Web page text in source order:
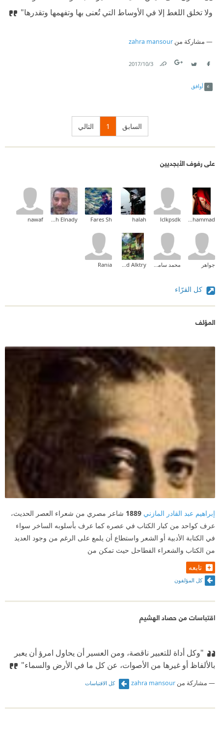
ولا تخلق اللغط إلا في الأوساط التي تُعنى بها وتفهمها وتقدرها"
مشاركة من zahra mansour
3‏/10‏/2017
أوافق
السابق 1 التالي
على رفوف الأبجديين
kareman mohammad
lclkpsdk
halah
Fares Sh
Mohamed Moh Elnady
nawaf
جواهر محمد سامح دياب Ahmed Alktry
Rania
كل القرّاء
المؤلف
إبراهيم عبد القادر المازني 1889 شاعر مصري من شعراء العصر الحديث،
عرف كواحد من كبار الكتاب في عصره كما عرف بأسلوبه الساخر سواء
في الكتابة الأدبية أو الشعر واستطاع أن يلمع على الرغم من وجود العديد
من الكتاب والشعراء الفطاحل حيث تمكن من
تابعه
كل المؤلفون
اقتباسات من حصاد الهشيم
"وكل أداة للتعبير ناقصة، ومن العسير أن يحاول امرؤ أن يعبر
بالألفاظ أو غيرها من الأصوات، عن كل ما في الأرض والسماء"
مشاركة من zahra mansour كل الاقتباسات